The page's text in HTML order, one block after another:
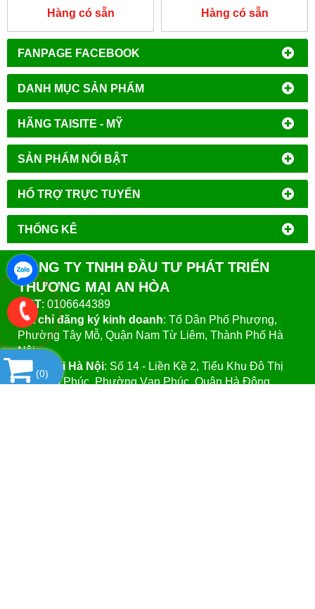
FANPAGE FACEBOOK
DANH MỤC SẢN PHẨM
HÃNG TAISITE - MỸ
SẢN PHẨM NỔI BẬT
HỔ TRỢ TRỰC TUYẾN
THỐNG KÊ
MICROLIT HÃNG AHN -
ĐỨC
Hàng có sẵn
MICROLIT HÃNG AHN -
ĐỨC
Hàng có sẵn
CÔNG TY TNHH ĐẦU TƯ PHÁT TRIỂN
THƯƠNG MẠI AN HÒA
MST: 0106644389
Địa chỉ đăng ký kinh doanh: Tổ Dân Phố Phượng,
Phường Tây Mỗ, Quận Nam Từ Liêm, Thành Phố Hà
Nội.
VPGD tại Hà Nội: Số 14 - Liền Kề 2, Tiểu Khu Đô Thị
Mới Vạn Phúc, Phường Vạn Phúc, Quận Hà Đông,
(0)